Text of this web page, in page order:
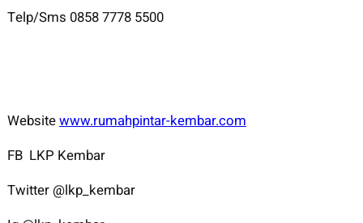
Telp/Sms 0858 7778 5500
Websitewww.rumahpintar-kembar.com
FB LKP Kembar
Twitter @lkp_kembar